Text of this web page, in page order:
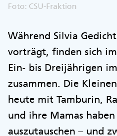
Foto: CSU-Fraktion
Während Silvia
vorträgt, finden sich
Ein- bis Dreijährigen
zusammen. Die
heute mit Tamburin,
und ihre Mamas
auszutauschen – und